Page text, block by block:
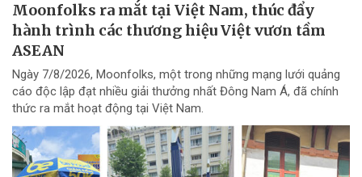
Moonfolks ra mắt tại Việt Nam, thúc đẩy
hành trình các thương hiệu Việt vươn tầm
ASEAN
Ngày 7/8/2026, Moonfolks, một trong những mạng lưới quảng
cáo độc lập đạt nhiều giải thưởng nhất Đông Nam Á, đã chính
thức ra mắt hoạt động tại Việt Nam.